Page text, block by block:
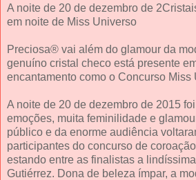
A noite de 20 de dezembro de
em noite de Miss Universo
Preciosa® vai além do glamour da
genuíno cristal checo está presente
encantamento como o Concurso Miss
A noite de 20 de dezembro de 2015
emoções, muita feminilidade e
público e da enorme audiência
participantes do concurso de
estando entre as finalistas a
Gutiérrez. Dona de beleza ímpar, a